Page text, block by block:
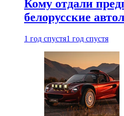
Кому отдали
белорусские
1 год спустя1 год спустя